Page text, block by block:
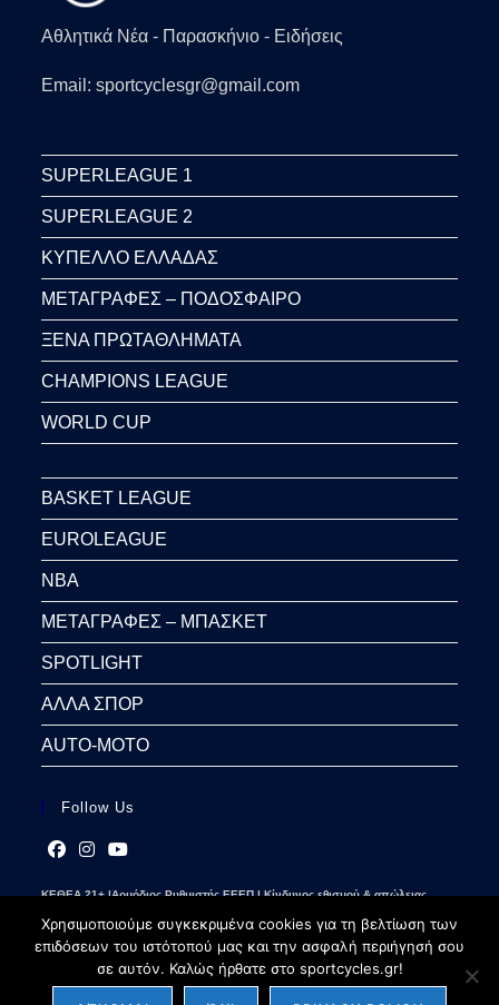
Αθλητικά Νέα - Παρασκήνιο - Ειδήσεις
Email: sportcyclesgr@gmail.com
SUPERLEAGUE 1
SUPERLEAGUE 2
ΚΥΠΕΛΛΟ ΕΛΛΑΔΑΣ
ΜΕΤΑΓΡΑΦΕΣ – ΠΟΔΟΣΦΑΙΡΟ
ΞΕΝΑ ΠΡΩΤΑΘΛΗΜΑΤΑ
CHAMPIONS LEAGUE
WORLD CUP
BASKET LEAGUE
EUROLEAGUE
NBA
ΜΕΤΑΓΡΑΦΕΣ – ΜΠΑΣΚΕΤ
SPOTLIGHT
ΑΛΛΑ ΣΠΟΡ
AUTO-MOTO
Follow Us
in
a
new
in
a
new
tab
in
a
new
tab
ΚΕΘΕΑ 21+ |Αρμόδιος Ρυθμιστής ΕΕΕΠ | Κίνδυνος εθισμού & απώλειας
Χρησιμοποιούμε συγκεκριμένα cookies για τη βελτίωση των
επιδόσεων του ιστότοπού μας και την ασφαλή περιήγησή σου
σε αυτόν. Καλώς ήρθατε στο sportcycles.gr!